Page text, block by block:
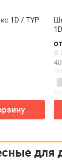
1D / TYP
9
для